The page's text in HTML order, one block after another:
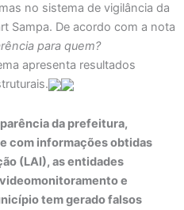
no sistema de vigilância da
Sampa. De acordo com a nota
para quem?
apresenta resultados
da prefeitura,
com informações obtidas
(LAI), as entidades
e
tem gerado falsos